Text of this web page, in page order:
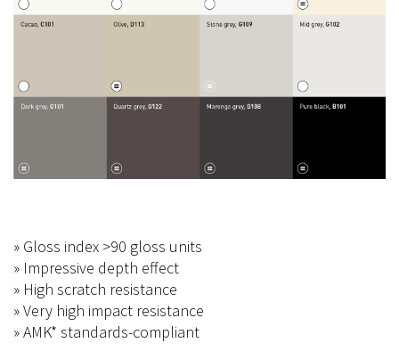
» Gloss index >90 gloss units
» Impressive depth effect
» High scratch resistance
» Very high impact resistance
» AMK* standards-compliant